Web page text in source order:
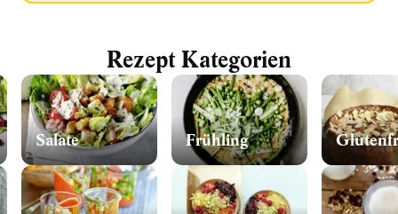
Rezept Kategorien
Salate Frühling